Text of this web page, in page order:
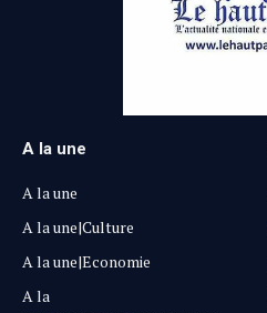
A la une
A la une
A la une|Culture
A la une|Economie
A la